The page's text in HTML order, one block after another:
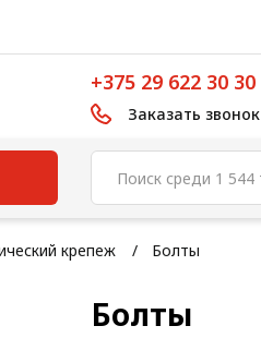
+375 29 622 30 30
Заказать звонок
крепеж Болты
Болты